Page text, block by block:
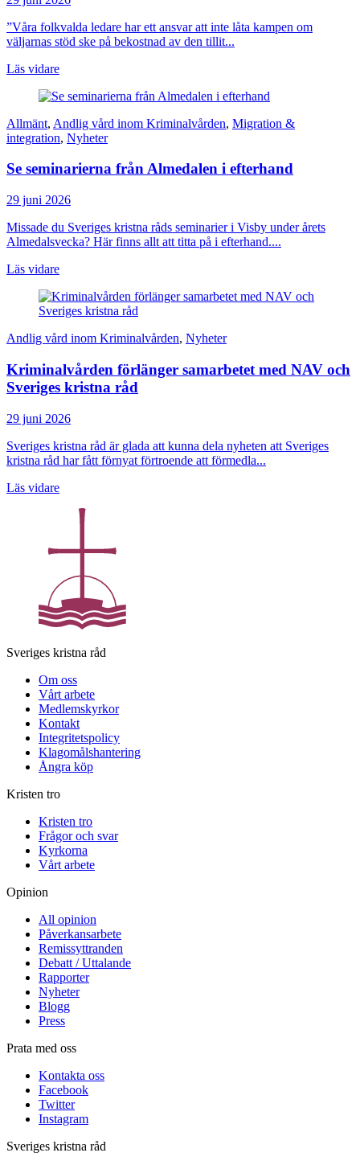
”Våra folkvalda ledare har ett ansvar att inte låta kampen om
väljarnas stöd ske på bekostnad av den tillit...
Läs vidare
Allmänt, Andlig vård inom Kriminalvården, Migration &
integration, Nyheter
Se seminarierna från Almedalen i efterhand
29 juni 2026
Missade du Sveriges kristna råds seminarier i Visby under årets
Almedalsvecka? Här finns allt att titta på i efterhand....
Läs vidare
Andlig vård inom Kriminalvården, Nyheter
Kriminalvården förlänger samarbetet med NAV och
Sveriges kristna råd
29 juni 2026
Sveriges kristna råd är glada att kunna dela nyheten att Sveriges
kristna råd har fått förnyat förtroende att förmedla...
Läs vidare
Sveriges kristna råd
Om oss
Vårt arbete
Medlemskyrkor
Kontakt
Integritetspolicy
Klagomålshantering
Ångra köp
Kristen tro
Kristen tro
Frågor och svar
Kyrkorna
Vårt arbete
Opinion
All opinion
Påverkansarbete
Remissyttranden
Debatt / Uttalande
Rapporter
Nyheter
Blogg
Press
Prata med oss
Kontakta oss
Facebook
Twitter
Instagram
Sveriges kristna råd